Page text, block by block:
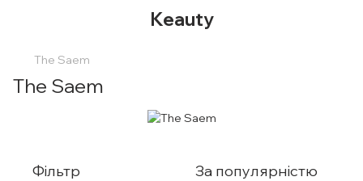
Keauty
The Saem
The Saem
Фільтр За популярністю